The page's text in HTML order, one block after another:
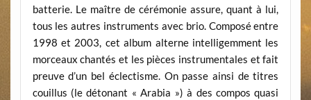
batterie. Le maître de cérémonie assure, quant à lui,
tous les autres instruments avec brio. Composé entre
1998 et 2003, cet album alterne intelligemment les
morceaux chantés et les pièces instrumentales et fait
preuve d’un bel éclectisme. On passe ainsi de titres
couillus (le détonant « Arabia ») à des compos quasi